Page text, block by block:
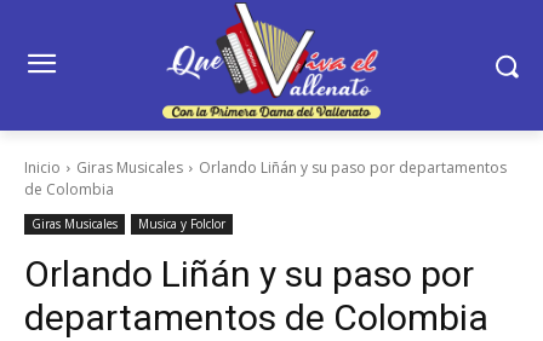
Inicio Giras Musicales
Orlando Liñán y su paso por departamentos
de Colombia
Giras Musicales Musica y Folclor
Orlando Liñán y su paso por
departamentos de Colombia